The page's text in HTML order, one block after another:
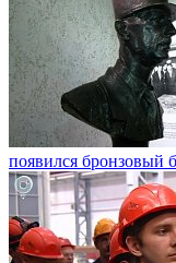
появился бронзовый